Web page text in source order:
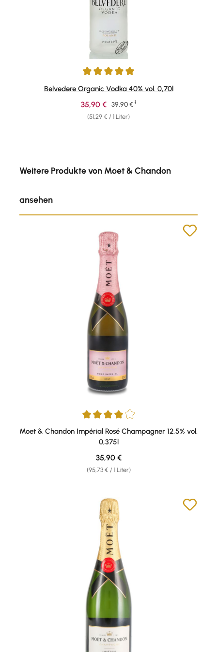
Durchschnittliche Bewertung von 5 von 5 Sternen
Belvedere Organic Vodka 40% vol. 0,70l
(51,29 € / 1 Liter)
Verkaufspreis:
35,90 € Regulärer Preis:
39,90 € 1
Weitere Produkte von Moet & Chandon
ansehen
Durchschnittliche Bewertung von 4 von 5 Sternen
Moet & Chandon Impérial Rosé Champagner 12,5% vol.
0,375l
(95,73 € / 1 Liter)
Regulärer Preis:
35,90 €